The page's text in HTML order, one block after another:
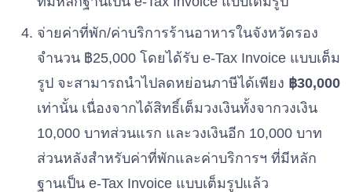
จ่ายค่าที่พัก/ค่าบริการร้านอาหารในจังหวัดรอง
จำนวน ฿25,000 โดยได้รับ e-Tax Invoice แบบเต็ม
รูป จะสามารถนำไปลดหย่อนภาษีได้เพียง ฿30,000
เท่านั้น เนื่องจากได้สิทธิ์เต็มวงเงินทั้งจากวงเงิน
10,000 บาทส่วนแรก และวงเงินอีก 10,000 บาท
ส่วนหลังสำหรับค่าที่พักและค่าบริการฯ ที่มีหลัก
ฐานเป็น e-Tax Invoice แบบเต็มรูปแล้ว